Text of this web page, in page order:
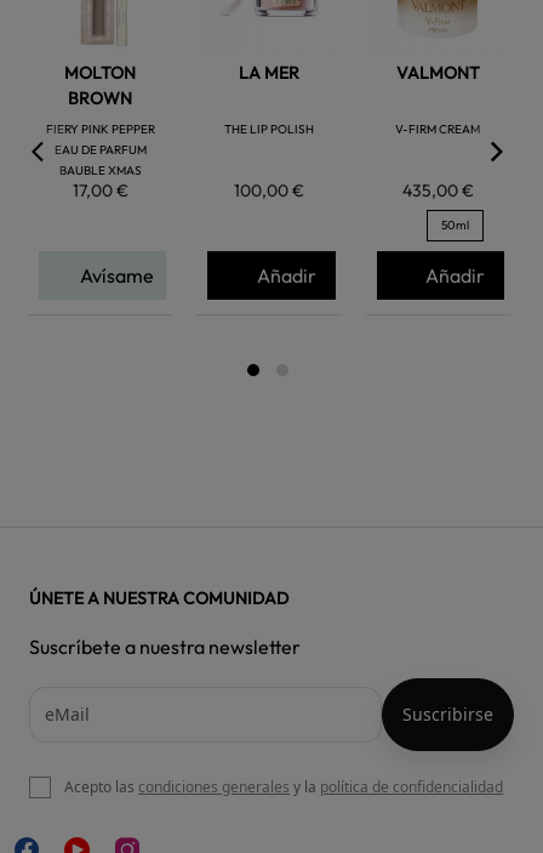
MOLTON
BROWN
FIERY PINK PEPPER
EAU DE PARFUM
BAUBLE XMAS
17,00 €
Avísame
LA MER
THE LIP POLISH
100,00 €
Añadir
VALMONT
V-FIRM CREAM
435,00 €
50ml
Añadir
ÚNETE A NUESTRA COMUNIDAD
Suscríbete a nuestra newsletter
Acepto las condiciones generales y la política de confidencialidad